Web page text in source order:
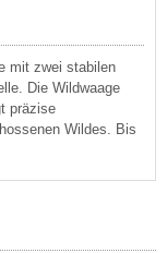
mit zwei stabilen
Die Wildwaage
präzise
Wildes. Bis